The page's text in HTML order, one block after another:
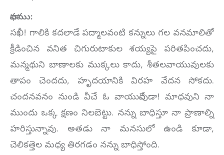
భావము:
సఖీ! గాలికి కదలాడే పద్మాలవంటి కన్నులు గల వనమాలితో
క్రీడించిన వనిత చిగురుటాకుల శయ్యపై పరితపించదు,
మన్మథుని బాణాలకు ముక్కలు కాదు, శీతలవాయువులకు
తాపం చెందదు, హృదయానికి విరహ వేదన సోకదు.
చందనవనం నుండి వీచే ఓ వాయుదేవుడా! మాధవుని నా
ముందు ఒక్క క్షణం నిలబెట్టు. నన్ను బాధిస్తూ నా ప్రాణాల్ని
హరిస్తున్నావు. అతడు నా మనసులో ఉండి కూడా,
చెలికత్తెల మధ్య తిరగడం నన్ను బాధిస్తోంది.